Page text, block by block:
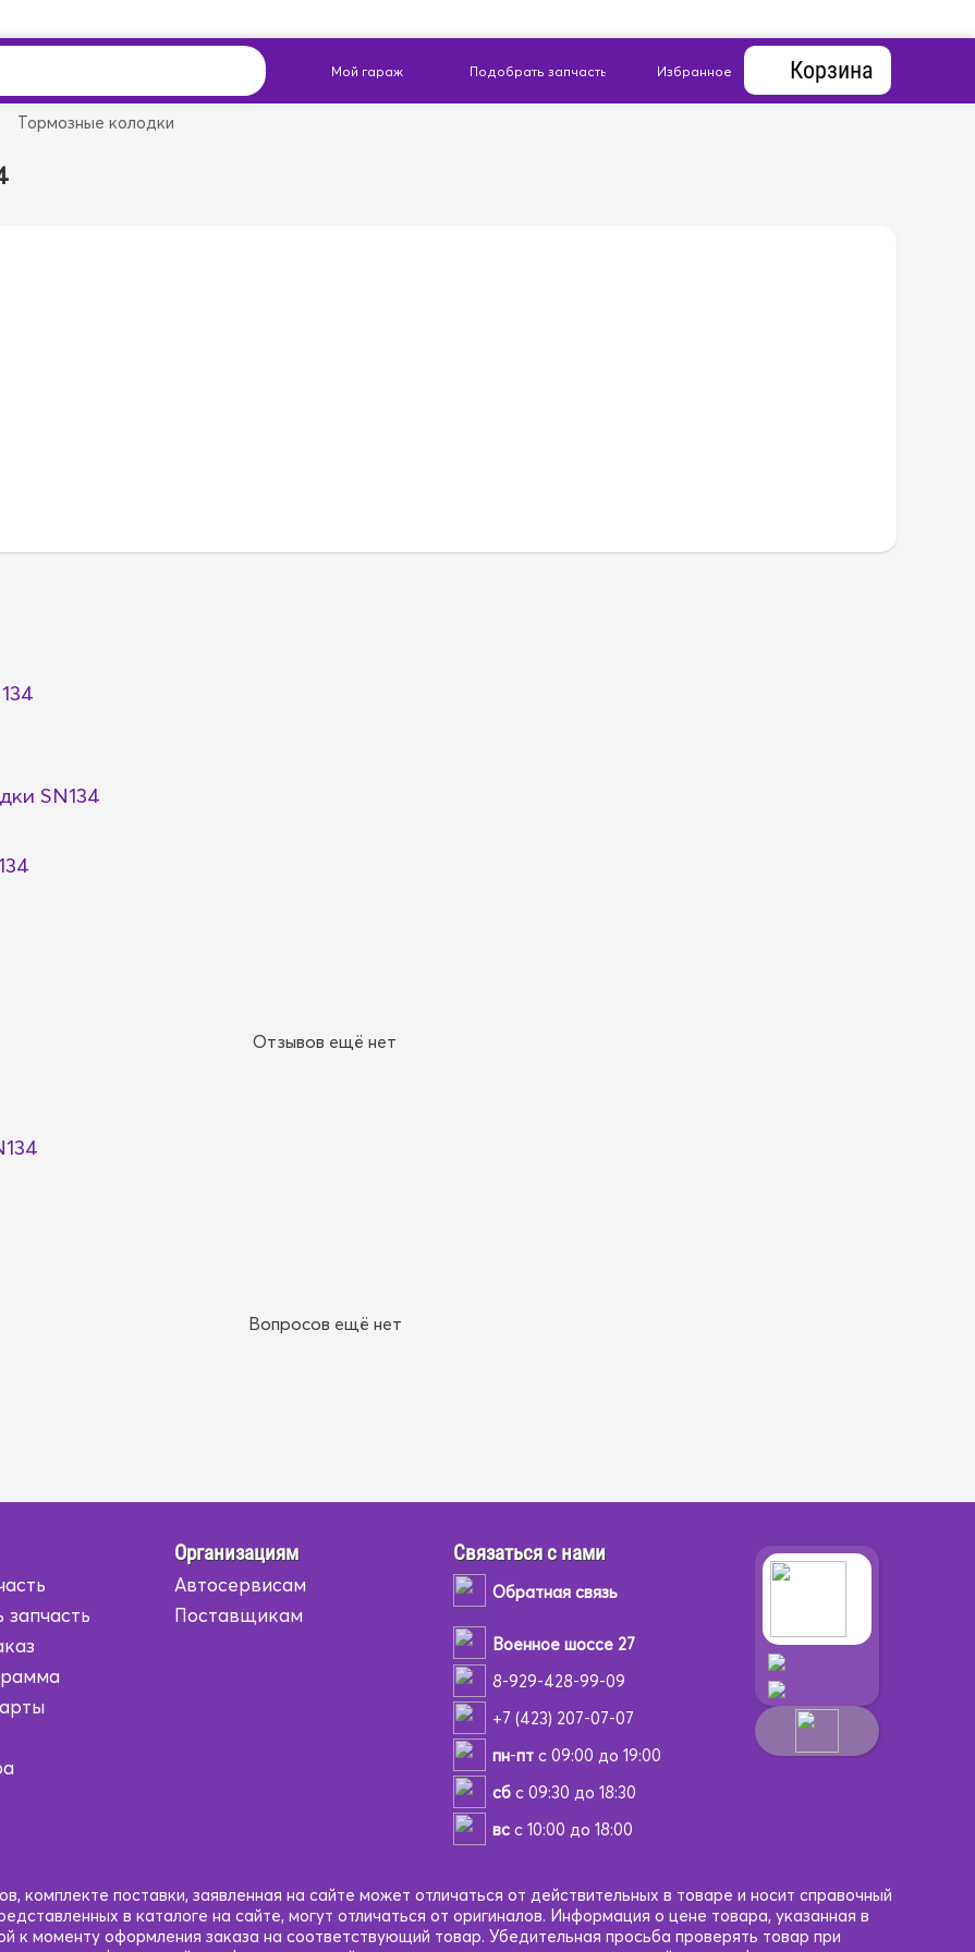
Корзина
Тормозные колодки
SN134
Отзывов ещё нет
Вопросов ещё нет
Организациям
Автосервисам
Поставщикам
Связаться с нами
Обратная связь
Военное шоссе 27
8-929-428-99-09
+7 (423) 207-07-07
пн-птс 09:00 до 19:00
сбс 09:30 до 18:30
всс 10:00 до 18:00
комплекте поставки, заявленная на сайте может отличаться от действительных в товаре и носит справочный
в каталоге на сайте, могут отличаться от оригиналов. Информация о цене товара, указанная в
к моменту оформления заказа на соответствующий товар. Убедительная просьба проверять товар при